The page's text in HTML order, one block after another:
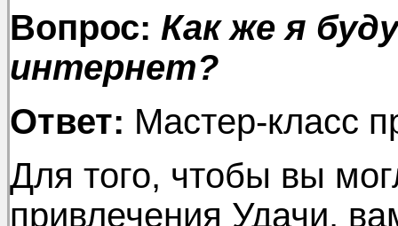
Вопрос: Как же я
интернет?
Ответ: Мастер-класс
Для того, чтобы вы
привлечения Удачи,